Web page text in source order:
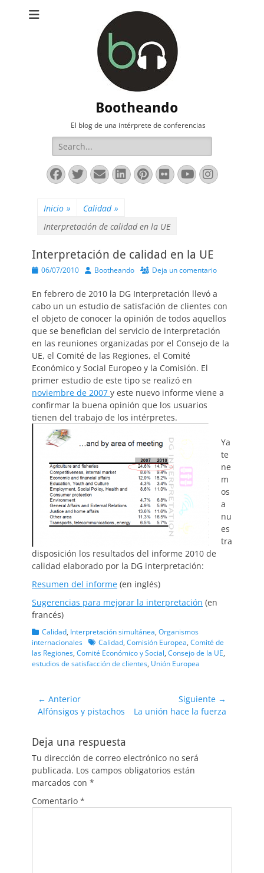
Bootheando
El blog de una intérprete de conferencias
Buscar:
Facebook
Twitter
Correo
electrónico
LinkedIn
Pinterest
FlickrYouTube
Inicio » Calidad »
Interpretación de calidad en la UE
Interpretación de calidad en la UE
Publicado
06/07/2010 AutorBootheando Deja un comentario
En febrero de 2010 la DG Interpretación llevó a
cabo un un estudio de satisfación de clientes con
el objeto de conocer la opinión de todos aquellos
que se benefician del servicio de interpretación
en las reuniones organizadas por el Consejo de la
UE, el Comité de las Regiones, el Comité
Económico y Social Europeo y la Comisión. El
primer estudio de este tipo se realizó en
noviembre de 2007 y este nuevo informe viene a
confirmar la buena opinión que los usuarios
tienen del trabajo de los intérpretes.
Ya
te
ne
m
os
a
nu
es
tra
disposición los resultados del informe 2010 de
calidad elaborado por la DG interpretación:
Resumen del informe (en inglés)
Sugerencias para mejorar la interpretación (en
francés)
Categorias
Calidad, Interpretación simultánea, Organismos
internacionales Etiquetas
Calidad, Comisión Europea, Comité de
las Regiones, Comité Económico y Social, Consejo de la UE,
estudios de satisfacción de clientes, Unión Europea
Navegación
de
← Anterior
Entrada
Alfónsigos y pistachos
Siguiente →
Entrada
La unión hace la fuerza
Deja una respuesta
Tu dirección de correo electrónico no será
publicada. Los campos obligatorios están
marcados con *
Comentario *